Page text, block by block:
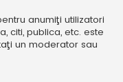
anumiţi utilizatori
citi, publica, etc. este
un moderator sau